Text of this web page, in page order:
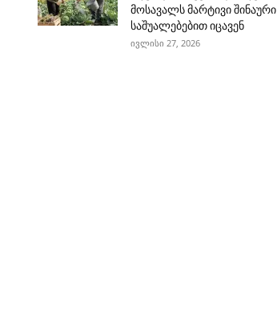
მოსავალს მარტივი შინაური
საშუალებებით იცავენ
ივლისი 27, 2026